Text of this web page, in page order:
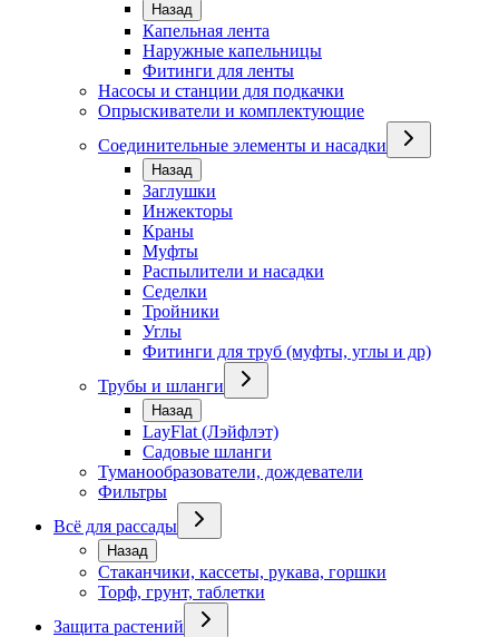
Назад
Капельная лента
Наружные капельницы
Фитинги для ленты
Насосы и станции для подкачки
Опрыскиватели и комплектующие
Соединительные элементы и насадки
Назад
Заглушки
Инжекторы
Краны
Муфты
Распылители и насадки
Седелки
Тройники
Углы
Фитинги для труб (муфты, углы и др)
Трубы и шланги
Назад
LayFlat (Лэйфлэт)
Садовые шланги
Туманообразователи, дождеватели
Фильтры
Всё для рассады
Назад
Стаканчики, кассеты, рукава, горшки
Торф, грунт, таблетки
Защита растений